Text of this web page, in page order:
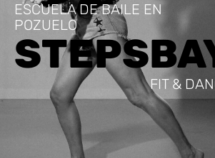
ESCUELA DE BAILE EN
POZUELO
FIT &